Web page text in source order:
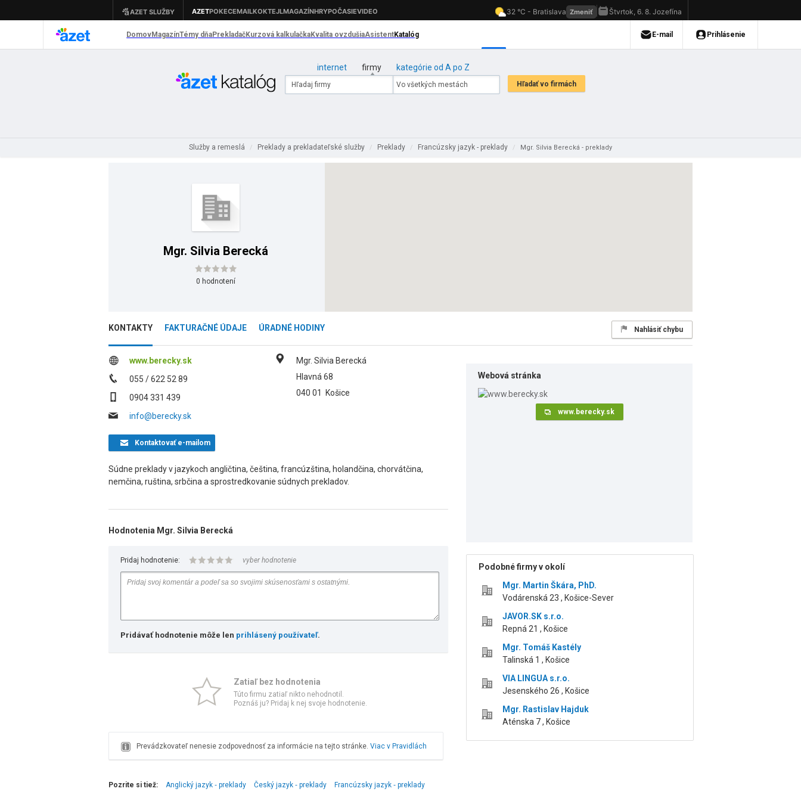
internet firmy kategórie od A po Z
Služby a remeslá / Preklady a prekladateľské služby / Preklady / Francúzsky jazyk - preklady / Mgr. Silvia Berecká - preklady
Mgr. Silvia Berecká
0 hodnotení
KONTAKTY FAKTURAČNÉ ÚDAJE ÚRADNÉ HODINY Nahlásiť chybu
www.berecky.sk
055 / 622 52 89
0904 331 439
info@berecky.sk
Mgr. Silvia Berecká
Hlavná 68
040 01
Košice
Kontaktovaťe-mailom
Súdne preklady v jazykoch angličtina, čeština, francúzština, holandčina, chorvátčina,
nemčina, ruština, srbčina a sprostredkovanie súdnych prekladov.
Hodnotenia Mgr. Silvia Berecká
Pridaj hodnotenie: vyber hodnotenie
Pridávať hodnotenie môže len prihlásený používateľ.
Zatiaľ bez hodnotenia
Túto firmu zatiaľ nikto nehodnotil.
Poznáš ju? Pridaj k nej svoje hodnotenie.
Prevádzkovateľ nenesie zodpovednosť za informácie na tejto stránke. Viac v Pravidlách
Webová stránka
www.berecky.sk
Podobné firmy v okolí
Mgr. Martin Škára, PhD.
Vodárenská 23 , Košice-Sever
JAVOR.SK s.r.o.
Repná 21 , Košice
Mgr. Tomáš Kastély
Talinská 1 , Košice
VIA LINGUA s.r.o.
Jesenského 26 , Košice
Mgr. Rastislav Hajduk
Aténska 7 , Košice
Pozrite si tiež: Anglický jazyk ‑ preklady Český jazyk ‑ preklady Francúzsky jazyk ‑ preklady